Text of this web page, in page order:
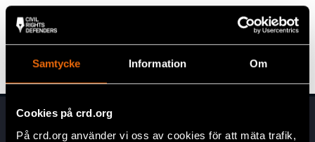
Samtycke Information Om
Cookies på crd.org
På crd.org använder vi oss av cookies för att mäta trafik,
Download:
Policy on Equity, Investment of Cash